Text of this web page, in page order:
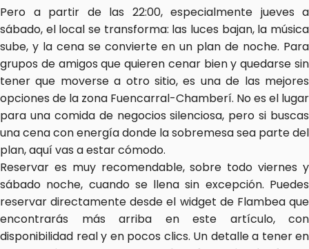
Pero a partir de las 22:00, especialmente jueves a
sábado, el local se transforma: las luces bajan, la música
sube, y la cena se convierte en un plan de noche. Para
grupos de amigos que quieren cenar bien y quedarse sin
tener que moverse a otro sitio, es una de las mejores
opciones de la zona Fuencarral-Chamberí. No es el lugar
para una comida de negocios silenciosa, pero si buscas
una cena con energía donde la sobremesa sea parte del
plan, aquí vas a estar cómodo.
Reservar es muy recomendable, sobre todo viernes y
sábado noche, cuando se llena sin excepción. Puedes
reservar directamente desde el widget de Flambea que
encontrarás más arriba en este artículo, con
disponibilidad real y en pocos clics. Un detalle a tener en